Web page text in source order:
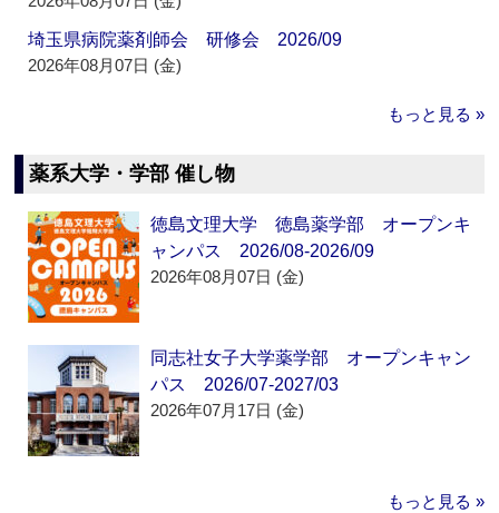
埼玉県病院薬剤師会 研修会 2026/09
2026年08月07日 (金)
もっと見る »
薬系大学・学部 催し物
徳島文理大学 徳島薬学部 オープンキ
ャンパス 2026/08-2026/09
2026年08月07日 (金)
同志社女子大学薬学部 オープンキャン
パス 2026/07-2027/03
2026年07月17日 (金)
もっと見る »